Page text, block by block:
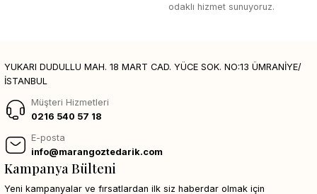
odaklı hizmet sunuyoruz.
YUKARI DUDULLU MAH. 18 MART CAD. YÜCE SOK. NO:13 ÜMRANİYE/
İSTANBUL
Müşteri Hizmetleri
0216 540 57 18
E-posta
info@marangoztedarik.com
Kampanya Bülteni
Yeni kampanyalar ve fırsatlardan ilk siz haberdar olmak için